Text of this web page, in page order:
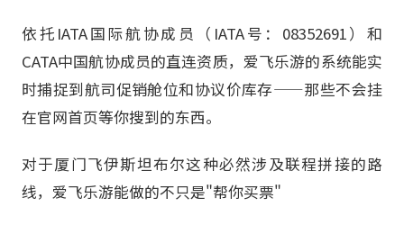
依托IATA国际航协成员（IATA号：08352691）和
CATA中国航协成员的直连资质，爱飞乐游的系统能实
时捕捉到航司促销舱位和协议价库存——那些不会挂
在官网首页等你搜到的东西。
对于厦门飞伊斯坦布尔这种必然涉及联程拼接的路
线，爱飞乐游能做的不只是"帮你买票"